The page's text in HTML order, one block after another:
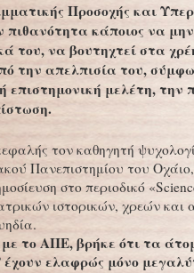
Προσοχής και
κάποιος να μην
του, να βουτηχτεί στα
την απελπισία του,
επιστημονική μελέτη, την
τον καθηγητή
Πανεπιστημίου του Οχάιο,
στο περιοδικό
ιστορικών, χρεών και
το ΑΠΕ, βρήκε ότι τα
ελαφρώς μόνο